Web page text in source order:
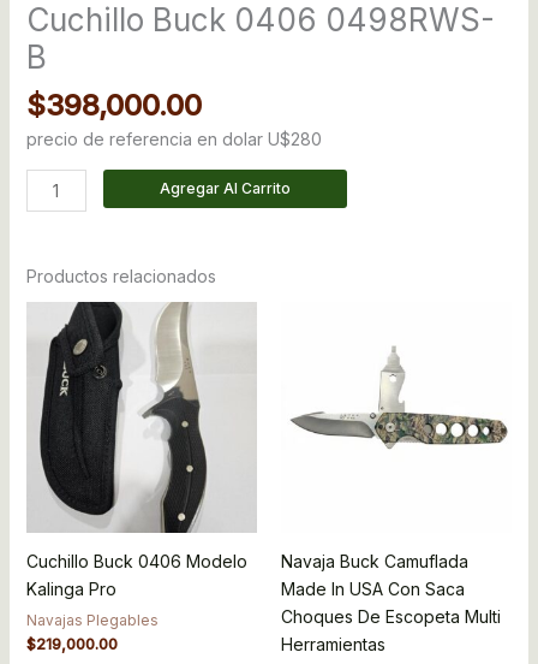
Cuchillo Buck 0406 0498RWS-
B
$398,000.00
precio de referencia en dolar U$280
Agregar Al Carrito
Productos relacionados
Cuchillo Buck 0406 Modelo
Kalinga Pro
Navajas Plegables
$219,000.00
Navaja Buck Camuflada
Made In USA Con Saca
Choques De Escopeta Multi
Herramientas